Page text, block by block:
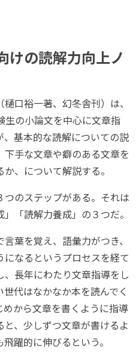
の読解力向上ノ
口裕一著、幻冬舎刊）は、
生の小論文を中心に文章指
基本的な読解についての説
手な文章や癖のある文章を
、について解説する。
のステップがある。それは
「読解力養成」の３つだ。
葉を覚え、語彙力がつき、
なるというプロセスを経て
長年にわたり文章指導をし
代はなかなか本を読んでく
から文章を書くように指導
、少しずつ文章が書けるよ
躍的に伸びるという。